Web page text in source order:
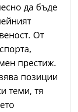
да бъде
От
престиж.
позиции
теми, тя